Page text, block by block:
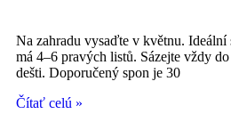
Na zahradu vysaďte v květnu. Ideální
má 4–6 pravých listů. Sázejte vždy
dešti. Doporučený spon je 30
Čítať celú »